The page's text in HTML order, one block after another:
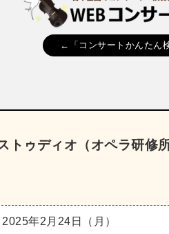
←「コンサートかんたん
トゥディオ（オペラ研修
2025年2月24日（月）